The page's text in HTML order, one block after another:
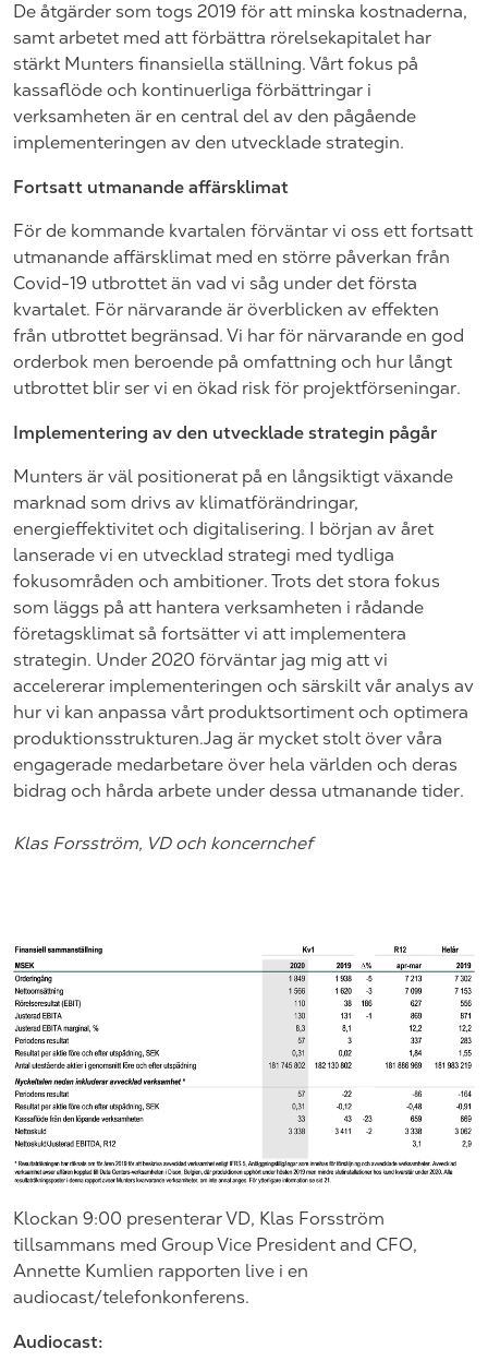
De åtgärder som togs 2019 för att minska kostnaderna,
samt arbetet med att förbättra rörelsekapitalet har
stärkt Munters finansiella ställning. Vårt fokus på
kassaflöde och kontinuerliga förbättringar i
verksamheten är en central del av den pågående
implementeringen av den utvecklade strategin.
Fortsatt utmanande affärsklimat
För de kommande kvartalen förväntar vi oss ett fortsatt
utmanande affärsklimat med en större påverkan från
Covid-19 utbrottet än vad vi såg under det första
kvartalet. För närvarande är överblicken av effekten
från utbrottet begränsad. Vi har för närvarande en god
orderbok men beroende på omfattning och hur långt
utbrottet blir ser vi en ökad risk för projektförseningar.
Implementering av den utvecklade strategin pågår
Munters är väl positionerat på en långsiktigt växande
marknad som drivs av klimatförändringar,
energieffektivitet och digitalisering. I början av året
lanserade vi en utvecklad strategi med tydliga
fokusområden och ambitioner. Trots det stora fokus
som läggs på att hantera verksamheten i rådande
företagsklimat så fortsätter vi att implementera
strategin. Under 2020 förväntar jag mig att vi
accelererar implementeringen och särskilt vår analys av
hur vi kan anpassa vårt produktsortiment och optimera
produktionsstrukturen.Jag är mycket stolt över våra
engagerade medarbetare över hela världen och deras
bidrag och hårda arbete under dessa utmanande tider.
Klas Forsström, VD och koncernchef
Klockan 9:00 presenterar VD, Klas Forsström
tillsammans med Group Vice President and CFO,
Annette Kumlien rapporten live i en
audiocast/telefonkonferens.
Audiocast: